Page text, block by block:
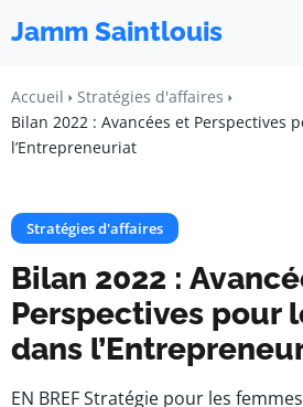
Jamm Saintlouis
Accueil
Stratégies d'affaires
Bilan 2022 : Avancées et Perspectives
l’Entrepreneuriat
Stratégies d'affaires
Bilan 2022 :
Perspectives pour
dans
EN BREF Stratégie pour les